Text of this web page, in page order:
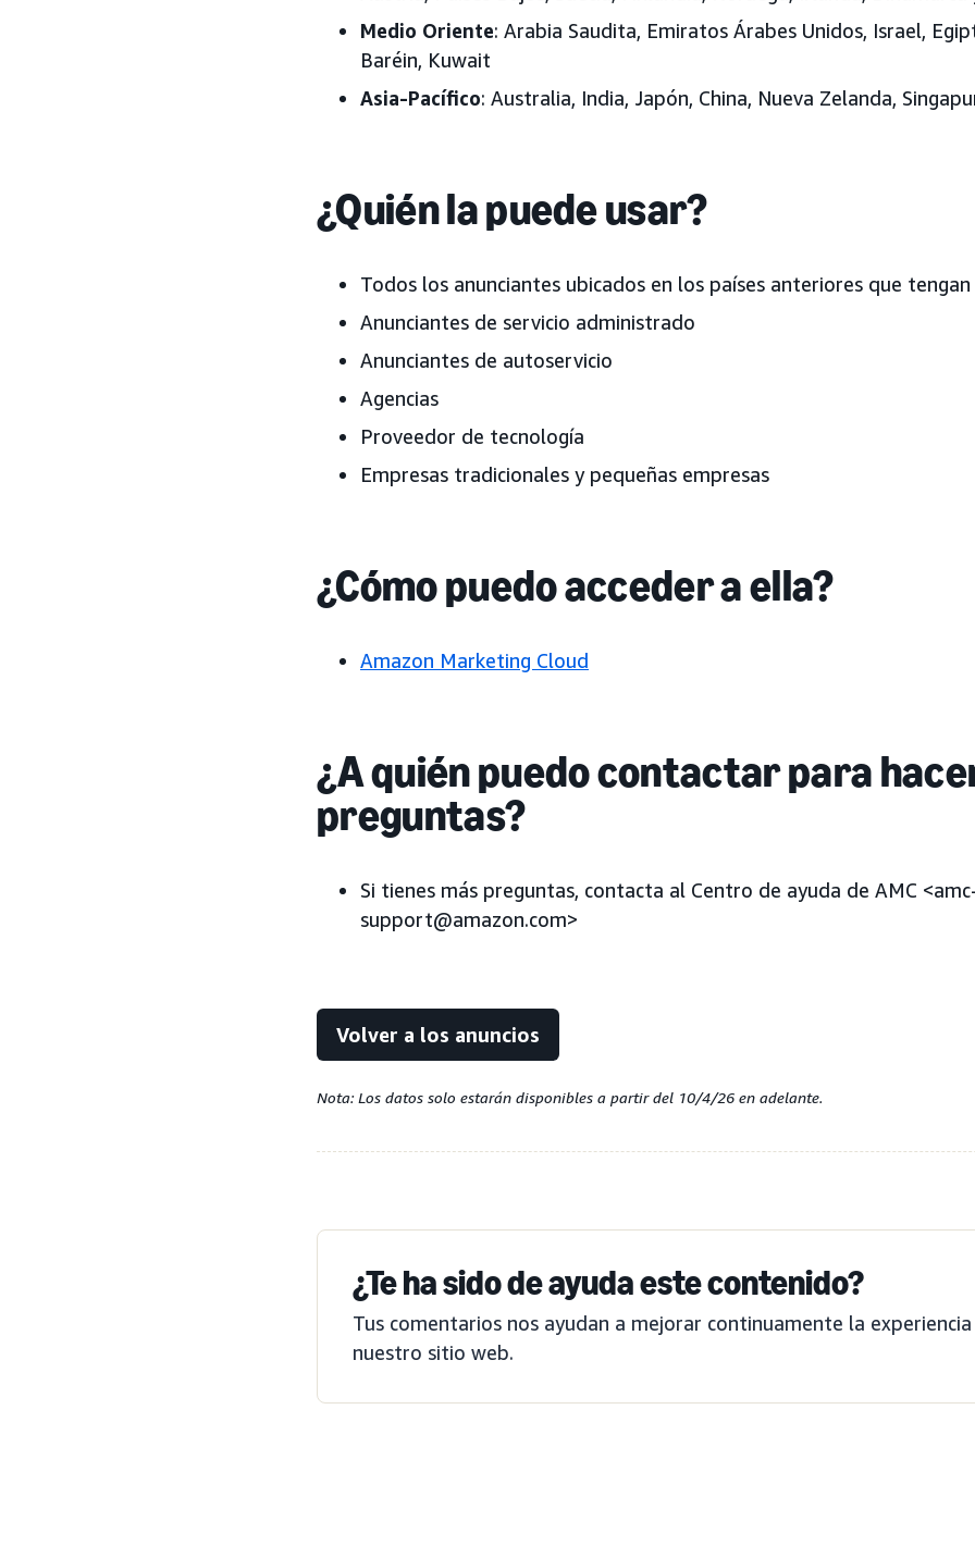
Medio Oriente: Arabia Saudita, Emiratos Árabes Unidos, Israel,
Baréin, Kuwait
Asia-Pacífico: Australia, India, Japón, China, Nueva Zelanda,
¿Quién la puede usar?
Todos los anunciantes ubicados en los países anteriores que tengan
Anunciantes de servicio administrado
Anunciantes de autoservicio
Agencias
Proveedor de tecnología
Empresas tradicionales y pequeñas empresas
¿Cómo puedo acceder a ella?
Amazon Marketing Cloud
¿A quién puedo contactar para
preguntas?
Si tienes más preguntas, contacta al Centro de ayuda de AMC
support@amazon.com>
Volver a los anuncios
Nota: Los datos solo estarán disponibles a partir del 10/4/26 en adelante.
¿Te ha sido de ayuda este contenido?
Tus comentarios nos ayudan a mejorar continuamente la
nuestro sitio web.